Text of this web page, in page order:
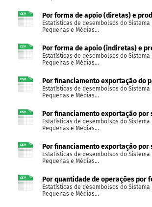
Por forma de apoio (diretas) e
Estatísticas de desembolsos do Sistema
Pequenas e Médias...
Por forma de apoio (indiretas) e
Estatísticas de desembolsos do Sistema
Pequenas e Médias...
Por financiamento exportação do
Estatísticas de desembolsos do Sistema
Pequenas e Médias...
Por financiamento exportação por
Estatísticas de desembolsos do Sistema
Pequenas e Médias...
Por financiamento exportação por
Estatísticas de desembolsos do Sistema
Pequenas e Médias...
Por quantidade de operações por
Estatísticas de desembolsos do Sistema
Pequenas e Médias...